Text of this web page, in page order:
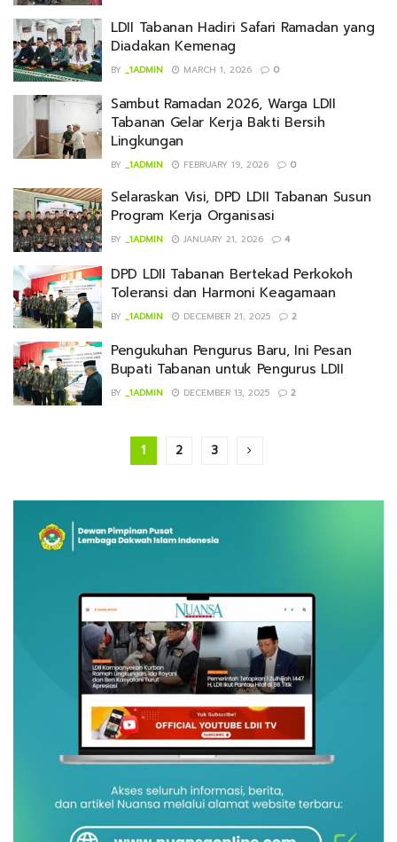
LDII Tabanan Hadiri Safari Ramadan yang
Diadakan Kemenag
BY _1ADMIN MARCH 1, 2026 0
Sambut Ramadan 2026, Warga LDII
Tabanan Gelar Kerja Bakti Bersih
Lingkungan
BY _1ADMIN FEBRUARY 19, 2026 0
Selaraskan Visi, DPD LDII Tabanan Susun
Program Kerja Organisasi
BY _1ADMIN JANUARY 21, 2026 4
DPD LDII Tabanan Bertekad Perkokoh
Toleransi dan Harmoni Keagamaan
BY _1ADMIN DECEMBER 21, 2025 2
Pengukuhan Pengurus Baru, Ini Pesan
Bupati Tabanan untuk Pengurus LDII
BY _1ADMIN DECEMBER 13, 2025 2
1 2 3